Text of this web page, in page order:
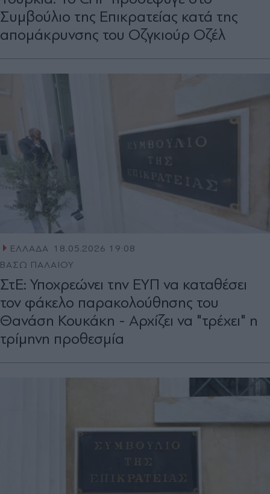
Συμβούλιο της Επικρατείας κατά της
απομάκρυνσης του Οζγκιούρ Οζέλ
ΕΛΛΑΔΑ 18.05.2026 19:08
ΒΑΣΩ ΠΑΛΑΙΟΥ
ΣτΕ: Υποχρεώνει την ΕΥΠ να καταθέσει
τον φάκελο παρακολούθησης του
Θανάση Κουκάκη - Αρχίζει να "τρέχει" η
τρίμηνη προθεσμία